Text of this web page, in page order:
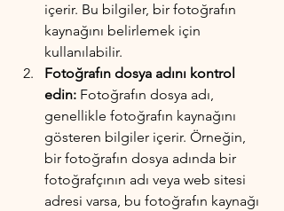
içerir. Bu bilgiler, bir fotoğrafın
kaynağını belirlemek için
kullanılabilir.
Fotoğrafın dosya adını kontrol
edin: Fotoğrafın dosya adı,
genellikle fotoğrafın kaynağını
gösteren bilgiler içerir. Örneğin,
bir fotoğrafın dosya adında bir
fotoğrafçının adı veya web sitesi
adresi varsa, bu fotoğrafın kaynağı